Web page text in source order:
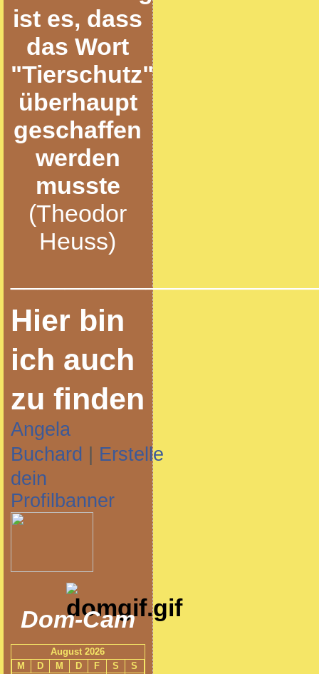
ist es, dass
das Wort
"Tierschutz"
überhaupt
geschaffen
werden
musste
(Theodor
Heuss)
Hier bin
ich auch
zu finden
Angela
Buchard
Erstelle
dein
Profilbanner
Dom-Cam
August 2026
M
D M D F S S